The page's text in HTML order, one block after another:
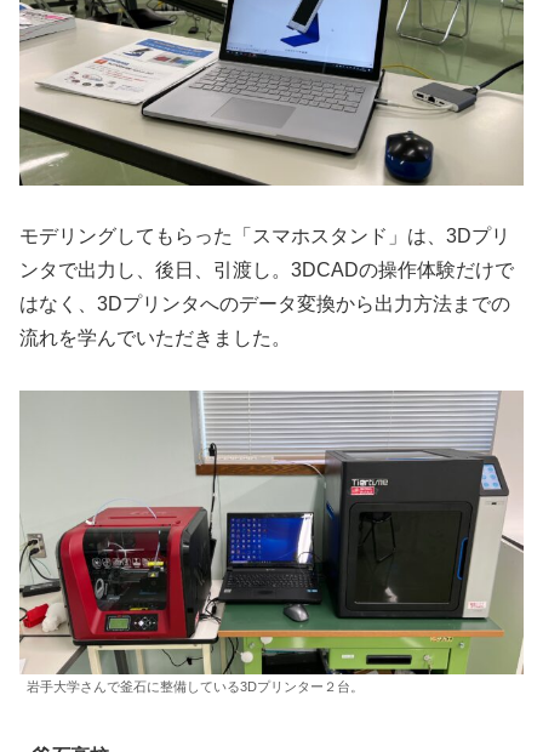
モデリングしてもらった「スマホスタンド」は、3Dプリ
ンタで出力し、後日、引渡し。3DCADの操作体験だけで
はなく、3Dプリンタへのデータ変換から出力方法までの
流れを学んでいただきました。
岩手大学さんで釜石に整備している3Dプリンター２台。